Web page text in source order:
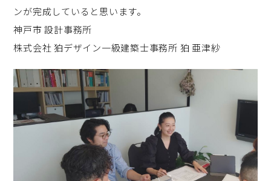
ンが完成していると思います。
神戸市 設計事務所
株式会社 狛デザイン一級建築士事務所 狛 亜津紗